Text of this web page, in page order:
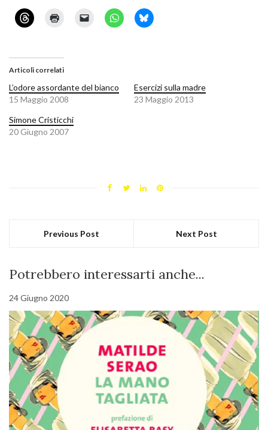
Articoli correlati
L’odore assordante del bianco
15 Maggio 2008
Esercizi sulla madre
23 Maggio 2013
Simone Cristicchi
20 Giugno 2007
Previous Post Next Post
Potrebbero interessarti anche...
24 Giugno 2020